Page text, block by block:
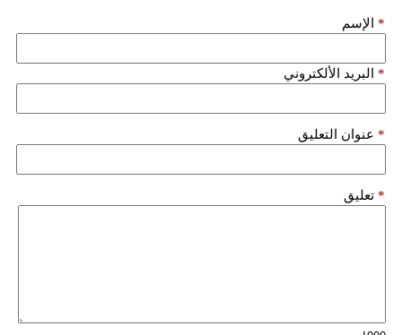
الإسم *
البريد الألكتروني *
عنوان التعليق *
تعليق *